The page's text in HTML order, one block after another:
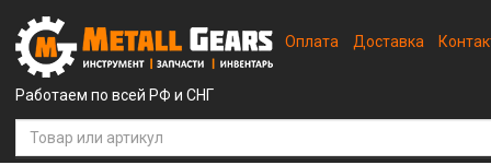
Работаем по всей РФ и СНГ
Оплата Доставка